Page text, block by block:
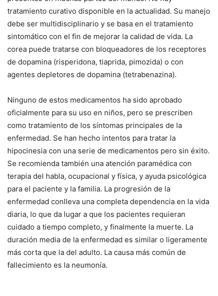
tratamiento curativo disponible en la actualidad. Su manejo
debe ser multidisciplinario y se basa en el tratamiento
sintomático con el fin de mejorar la calidad de vida. La
corea puede tratarse con bloqueadores de los receptores
de dopamina (risperidona, tiaprida, pimozida) o con
agentes depletores de dopamina (tetrabenazina).
Ninguno de estos medicamentos ha sido aprobado
oficialmente para su uso en niños, pero se prescriben
como tratamiento de los síntomas principales de la
enfermedad. Se han hecho intentos para tratar la
hipocinesia con una serie de medicamentos pero sin éxito.
Se recomienda también una atención paramédica con
terapia del habla, ocupacional y física, y ayuda psicológica
para el paciente y la familia. La progresión de la
enfermedad conlleva una completa dependencia en la vida
diaria, lo que da lugar a que los pacientes requieran
cuidado a tiempo completo, y finalmente la muerte. La
duración media de la enfermedad es similar o ligeramente
más corta que la del adulto. La causa más común de
fallecimiento es la neumonía.